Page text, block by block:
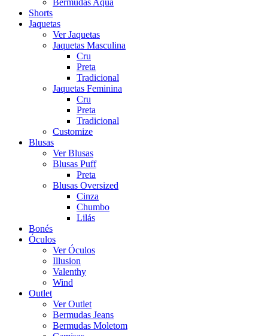
Bermudas Aqua
Shorts
Jaquetas
Ver Jaquetas
Jaquetas Masculina
Cru
Preta
Tradicional
Jaquetas Feminina
Cru
Preta
Tradicional
Customize
Blusas
Ver Blusas
Blusas Puff
Preta
Blusas Oversized
Cinza
Chumbo
Lilás
Bonés
Óculos
Ver Óculos
Illusion
Valenthy
Wind
Outlet
Ver Outlet
Bermudas Jeans
Bermudas Moletom